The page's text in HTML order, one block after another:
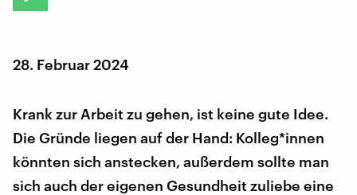
28. Februar 2024
Krank zur Arbeit zu gehen, ist keine gute Idee.
Die Gründe liegen auf der Hand: Kolleg*innen
könnten sich anstecken, außerdem sollte man
sich auch der eigenen Gesundheit zuliebe eine